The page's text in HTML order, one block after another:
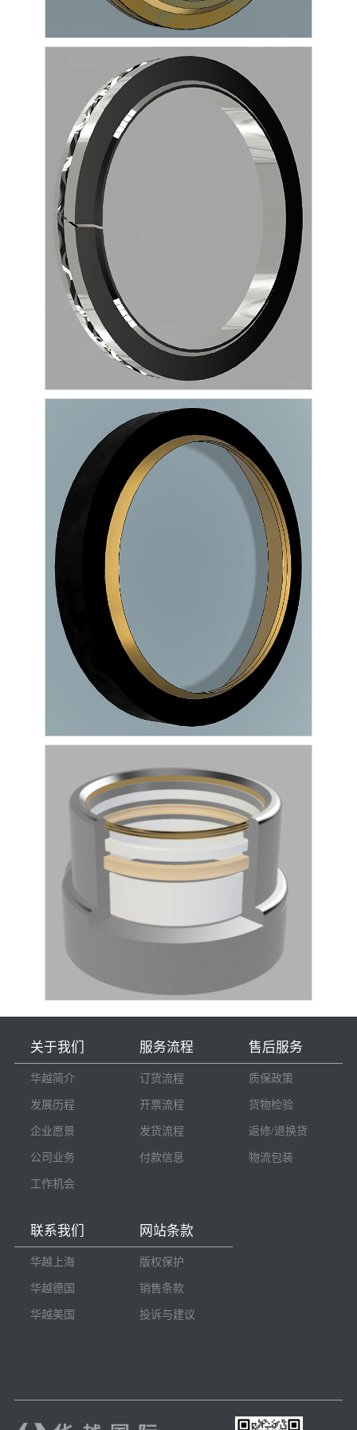
关于我们
华越简介
发展历程
企业愿景
公司业务
工作机会
服务流程
订货流程
开票流程
发货流程
付款信息
售后服务
质保政策
货物检验
返修/退换货
物流包装
联系我们
华越上海
华越德国
华越美国
网站条款
版权保护
销售条款
投诉与建议